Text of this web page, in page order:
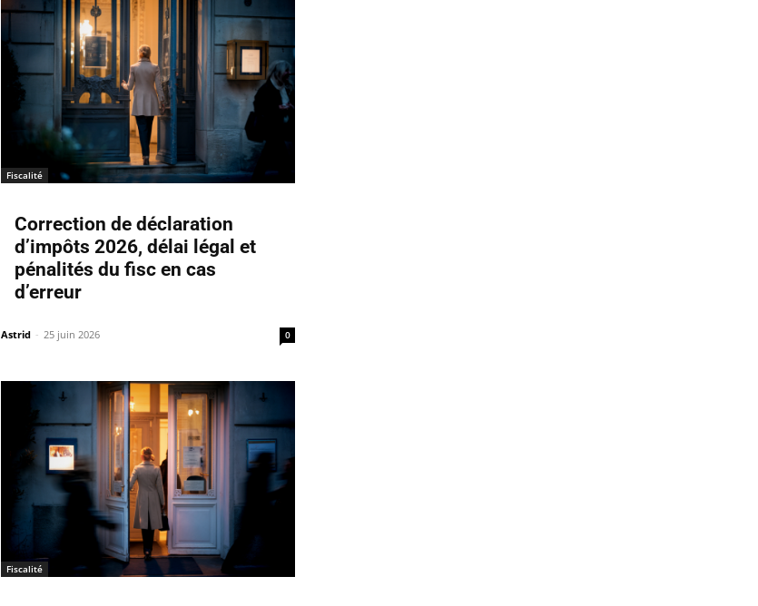
Fiscalité
Correction de déclaration
d’impôts 2026, délai légal et
pénalités du fisc en cas
d’erreur
Astrid - 25 juin 2026 0
Fiscalité